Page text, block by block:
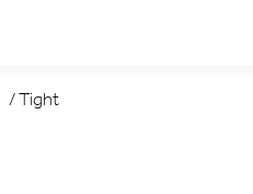
/Tight